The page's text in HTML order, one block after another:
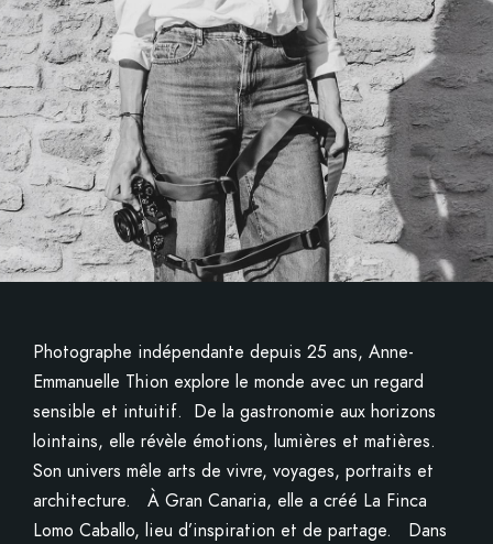
Photographe indépendante depuis 25 ans, Anne-
Emmanuelle Thion explore le monde avec un regard
sensible et intuitif. De la gastronomie aux horizons
lointains, elle révèle émotions, lumières et matières.
Son univers mêle arts de vivre, voyages, portraits et
architecture. À Gran Canaria, elle a créé La Finca
Lomo Caballo, lieu d’inspiration et de partage. Dans